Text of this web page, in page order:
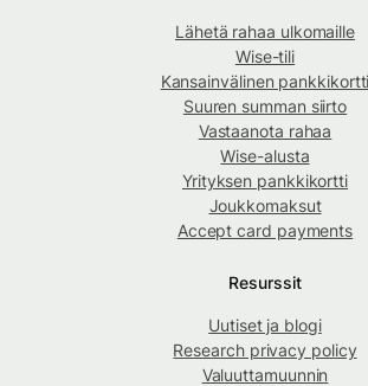
Lähetä rahaa ulkomaille
Wise-tili
Kansainvälinen pankkikortti
Suuren summan siirto
Vastaanota rahaa
Wise-alusta
Yrityksen pankkikortti
Joukkomaksut
Accept card payments
Resurssit
Uutiset ja blogi
Research privacy policy
Valuuttamuunnin